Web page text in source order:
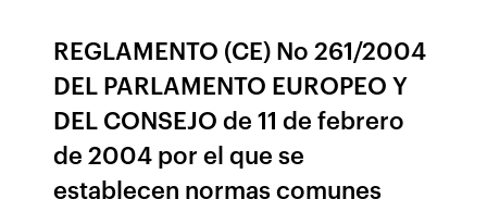
REGLAMENTO (CE) No 261/2004
DEL PARLAMENTO EUROPEO Y
DEL CONSEJO de 11 de febrero
de 2004 por el que se
establecen normas comunes